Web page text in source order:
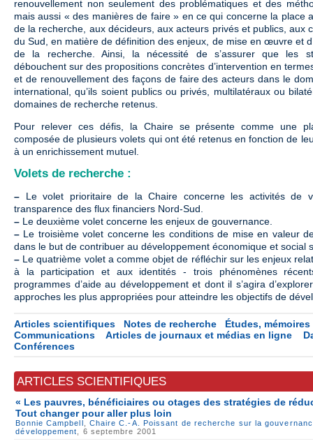
renouvellement non seulement des problématiques et des
mais aussi « des manières de faire » en ce qui concerne la place
de la recherche, aux décideurs, aux acteurs privés et publics, aux
du Sud, en matière de définition des enjeux, de mise en œuvre et
de la recherche. Ainsi, la nécessité de s’assurer que les
débouchent sur des propositions concrètes d’intervention en
et de renouvellement des façons de faire des acteurs dans le
international, qu’ils soient publics ou privés, multilatéraux ou
domaines de recherche retenus.
Pour relever ces défis, la Chaire se présente comme une
composée de plusieurs volets qui ont été retenus en fonction de
à un enrichissement mutuel.
Volets de recherche :
– Le volet prioritaire de la Chaire concerne les activités de
transparence des flux financiers Nord-Sud.
– Le deuxième volet concerne les enjeux de gouvernance.
– Le troisième volet concerne les conditions de mise en valeur
dans le but de contribuer au développement économique et social
– Le quatrième volet a comme objet de réfléchir sur les enjeux
à la participation et aux identités - trois phénomènes
programmes d’aide au développement et dont il s’agira
approches les plus appropriées pour atteindre les objectifs de
Articles scientifiques Notes de recherche
Études,
Communications
Articles de journaux et médias en ligne
Conférences
ARTICLES SCIENTIFIQUES
« Les pauvres, bénéficiaires ou otages des stratégies de
Tout changer pour aller plus loin
Bonnie Campbell
Chaire C.-A. Poissant de recherche sur la
développement
, 6 septembre 2001